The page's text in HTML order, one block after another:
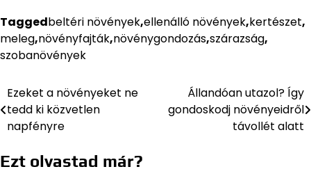
Taggedbeltéri növények,ellenálló növények,kertészet,
meleg,növényfajták,növénygondozás,szárazság,
szobanövények
Bejegyzés
navigáció
Ezeket a növényeket ne
tedd ki közvetlen
napfényre
Állandóan utazol? Így
gondoskodj növényeidről
távollét alatt
Ezt olvastad már?